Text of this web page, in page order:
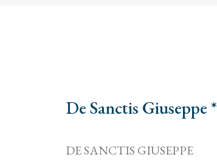
De Sanctis Giuseppe *
DE SANCTIS GIUSEPPE